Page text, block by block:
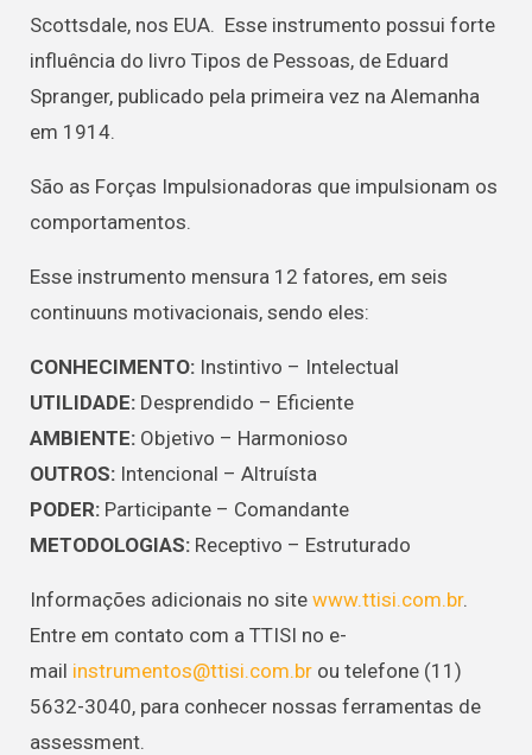
Scottsdale, nos EUA. Esse instrumento possui forte
influência do livro Tipos de Pessoas, de Eduard
Spranger, publicado pela primeira vez na Alemanha
em 1914.
São as Forças Impulsionadoras que impulsionam os
comportamentos.
Esse instrumento mensura 12 fatores, em seis
continuuns motivacionais, sendo eles:
CONHECIMENTO: Instintivo – Intelectual
UTILIDADE: Desprendido – Eficiente
AMBIENTE: Objetivo – Harmonioso
OUTROS: Intencional – Altruísta
PODER: Participante – Comandante
METODOLOGIAS: Receptivo – Estruturado
Informações adicionais no site www.ttisi.com.br.
Entre em contato com a TTISI no e-
mail instrumentos@ttisi.com.br ou telefone (11)
5632-3040, para conhecer nossas ferramentas de
assessment.